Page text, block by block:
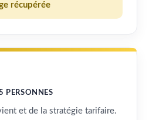
récupérée
PERSONNES
et de la stratégie tarifaire.